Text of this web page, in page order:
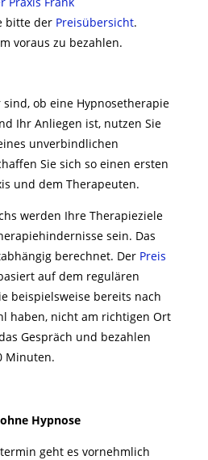
bitte der Preisübersicht.
voraus zu bezahlen.
ob eine Hypnosetherapie
Ihr Anliegen ist, nutzen Sie
unverbindlichen
Sie sich so einen ersten
und dem Therapeuten.
werden Ihre Therapieziele
sein. Das
berechnet. Der Preis
auf dem regulären
beispielsweise bereits nach
haben, nicht am richtigen Ort
Gespräch und bezahlen
Minuten.
Hypnose
geht es vornehmlich